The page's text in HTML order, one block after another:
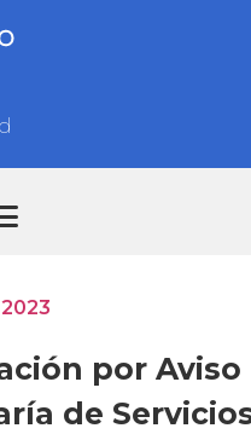
por Aviso
de